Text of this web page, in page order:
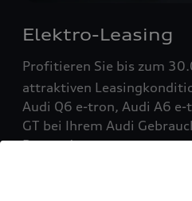
Elektro-Leasing
Profitieren Sie bis zum
attraktiven
Audi Q6 e-tron, Audi A6
GT bei Ihrem Audi
Partner!